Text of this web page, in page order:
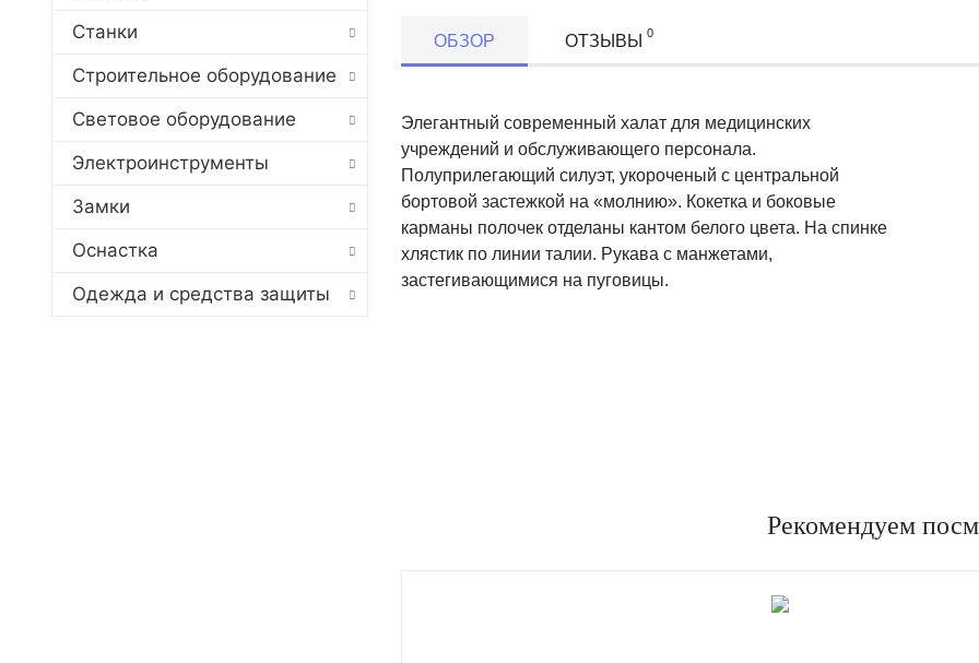
Станки
Строительное оборудование
Световое оборудование
Электроинструменты
Замки
Оснастка
Одежда и средства защиты
ОБЗОР ОТЗЫВЫ 0
Элегантный современный халат для медицинских
учреждений и обслуживающего персонала.
Полуприлегающий силуэт, укороченый с центральной
бортовой застежкой на «молнию». Кокетка и боковые
карманы полочек отделаны кантом белого цвета. На спинке
хлястик по линии талии. Рукава с манжетами,
застегивающимися на пуговицы.
Рекомендуем